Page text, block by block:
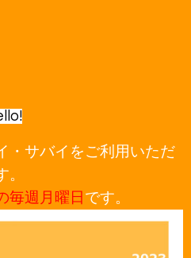
・サバイをご利用いただ
。
毎週月曜日 です。